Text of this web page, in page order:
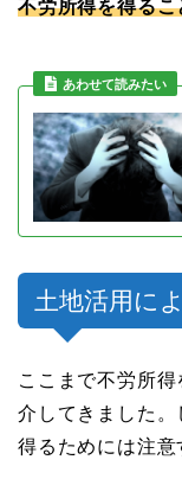
不労所得を得る
土地活用に
ここまで不労所
介してきました
得るためには注意